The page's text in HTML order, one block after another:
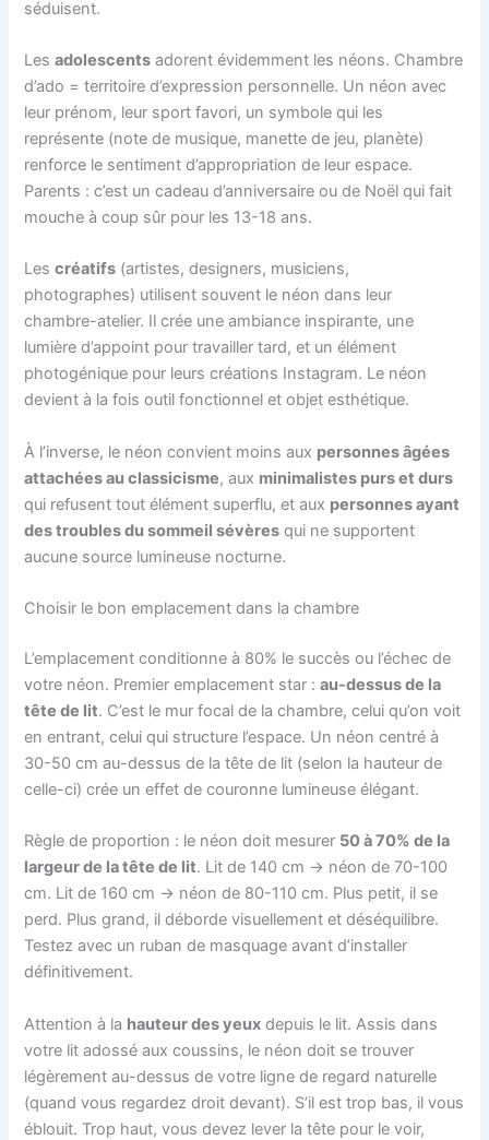
séduisent.
Lesadolescents adorent évidemment les néons. Chambre
d’ado = territoire d’expression personnelle. Un néon avec
leur prénom, leur sport favori, un symbole qui les
représente (note de musique, manette de jeu, planète)
renforce le sentiment d’appropriation de leur espace.
Parents : c’est un cadeau d’anniversaire ou de Noël qui fait
mouche à coup sûr pour les 13-18 ans.
Lescréatifs (artistes, designers, musiciens,
photographes) utilisent souvent le néon dans leur
chambre-atelier. Il crée une ambiance inspirante, une
lumière d’appoint pour travailler tard, et un élément
photogénique pour leurs créations Instagram. Le néon
devient à la fois outil fonctionnel et objet esthétique.
À l’inverse, le néon convient moins aux personnes âgées
attachées au classicisme, aux minimalistes purs et durs
qui refusent tout élément superflu, et aux personnes ayant
des troubles du sommeil sévères qui ne supportent
aucune source lumineuse nocturne.
Choisir le bon emplacement dans la chambre
L’emplacement conditionne à 80% le succès ou l’échec de
votre néon. Premier emplacement star :au-dessus de la
tête de lit. C’est le mur focal de la chambre, celui qu’on voit
en entrant, celui qui structure l’espace. Un néon centré à
30-50 cm au-dessus de la tête de lit (selon la hauteur de
celle-ci) crée un effet de couronne lumineuse élégant.
Règle de proportion : le néon doit mesurer 50 à 70% de la
largeur de la tête de lit. Lit de 140 cm → néon de 70-100
cm. Lit de 160 cm → néon de 80-110 cm. Plus petit, il se
perd. Plus grand, il déborde visuellement et déséquilibre.
Testez avec un ruban de masquage avant d’installer
définitivement.
Attention à la hauteur des yeux depuis le lit. Assis dans
votre lit adossé aux coussins, le néon doit se trouver
légèrement au-dessus de votre ligne de regard naturelle
(quand vous regardez droit devant). S’il est trop bas, il vous
éblouit. Trop haut, vous devez lever la tête pour le voir,